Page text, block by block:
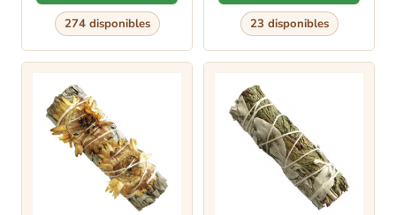
274 disponibles 23 disponibles